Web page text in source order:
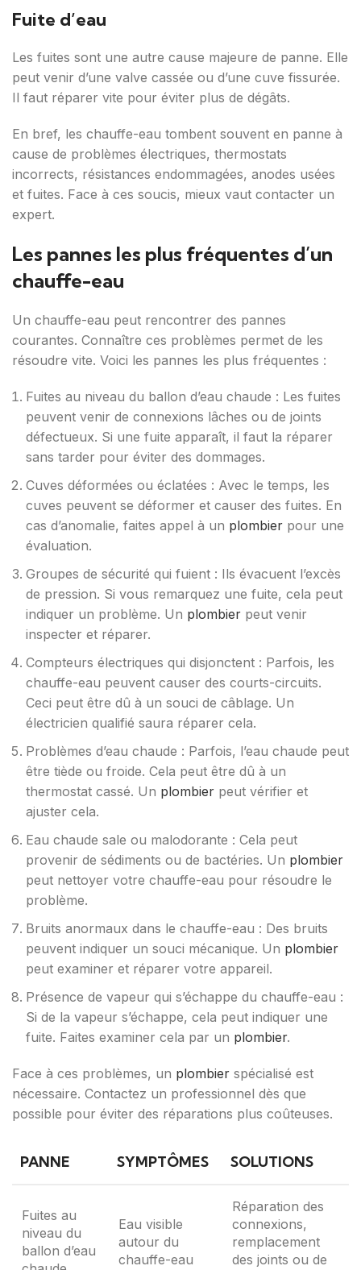
Fuite d’eau
Les fuites sont une autre cause majeure de panne. Elle
peut venir d’une valve cassée ou d’une cuve fissurée.
Il faut réparer vite pour éviter plus de dégâts.
En bref, les chauffe-eau tombent souvent en panne à
cause de problèmes électriques, thermostats
incorrects, résistances endommagées, anodes usées
et fuites. Face à ces soucis, mieux vaut contacter un
expert.
Les pannes les plus fréquentes d’un
chauffe-eau
Un chauffe-eau peut rencontrer des pannes
courantes. Connaître ces problèmes permet de les
résoudre vite. Voici les pannes les plus fréquentes :
Fuites au niveau du ballon d’eau chaude : Les fuites
peuvent venir de connexions lâches ou de joints
défectueux. Si une fuite apparaît, il faut la réparer
sans tarder pour éviter des dommages.
Cuves déformées ou éclatées : Avec le temps, les
cuves peuvent se déformer et causer des fuites. En
cas d’anomalie, faites appel à un plombier pour une
évaluation.
Groupes de sécurité qui fuient : Ils évacuent l’excès
de pression. Si vous remarquez une fuite, cela peut
indiquer un problème. Un plombier peut venir
inspecter et réparer.
Compteurs électriques qui disjonctent : Parfois, les
chauffe-eau peuvent causer des courts-circuits.
Ceci peut être dû à un souci de câblage. Un
électricien qualifié saura réparer cela.
Problèmes d’eau chaude : Parfois, l’eau chaude peut
être tiède ou froide. Cela peut être dû à un
thermostat cassé. Un plombier peut vérifier et
ajuster cela.
Eau chaude sale ou malodorante : Cela peut
provenir de sédiments ou de bactéries. Un plombier
peut nettoyer votre chauffe-eau pour résoudre le
problème.
Bruits anormaux dans le chauffe-eau : Des bruits
peuvent indiquer un souci mécanique. Un plombier
peut examiner et réparer votre appareil.
Présence de vapeur qui s’échappe du chauffe-eau :
Si de la vapeur s’échappe, cela peut indiquer une
fuite. Faites examiner cela par un plombier.
Face à ces problèmes, un plombier spécialisé est
nécessaire. Contactez un professionnel dès que
possible pour éviter des réparations plus coûteuses.
PANNE SYMPTÔMES SOLUTIONS
Fuites au
niveau du
ballon d’eau
Eau visible
autour du
chauffe-eau
Réparation des
connexions,
remplacement
des joints ou de